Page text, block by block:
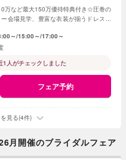
万など最大150万優待特典付き☆圧巻の
会場見学、豊富な衣装が揃うドレスシ
～ 15:00～ 17:00～
1人がチェックしました
フェア予約
見る(4件)
開催のブライダルフェア